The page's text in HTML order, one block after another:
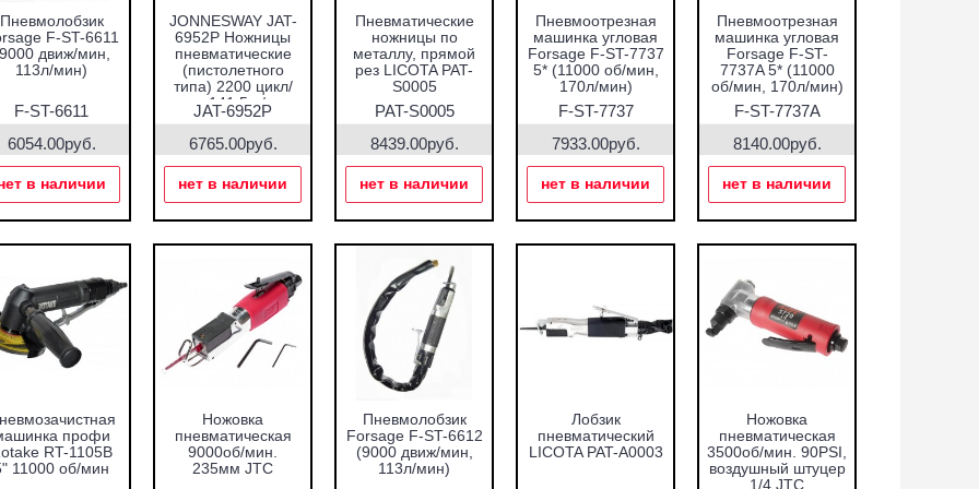
Пневмолобзик
F-ST-6611
движ/мин,
113л/мин)
F-ST-6611
6054.00руб.
в наличии
JONNESWAY JAT-
6952P Ножницы
пневматические
(пистолетного
типа) 2200 цикл/
мин, 141,5 л/мин
JAT-6952P
6765.00руб.
нет в наличии
Пневматические
ножницы по
металлу, прямой
рез LICOTA PAT-
S0005
PAT-S0005
8439.00руб.
нет в наличии
Пневмоотрезная
машинка угловая
Forsage F-ST-7737
5* (11000 об/мин,
170л/мин)
F-ST-7737
7933.00руб.
нет в наличии
Пневмоотрезная
машинка угловая
Forsage F-ST-
7737A 5* (11000
об/мин, 170л/мин)
F-ST-7737A
8140.00руб.
нет в наличии
профи
RT-1105B
11000 об/мин
Ножовка
пневматическая
9000об/мин.
235мм JTC
Пневмолобзик
Forsage F-ST-6612
(9000 движ/мин,
113л/мин)
Лобзик
пневматический
LICOTA PAT-A0003
Ножовка
пневматическая
3500об/мин. 90PSI,
воздушный штуцер
1/4 JTC